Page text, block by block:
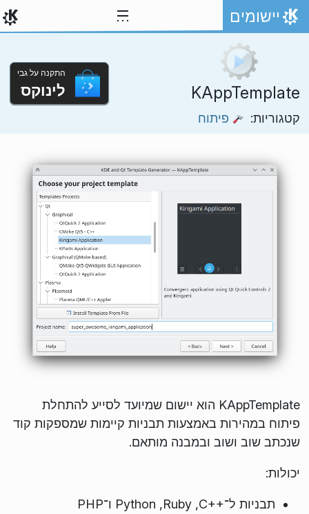
דילוג לתוכן
אתר הבית
יישומים
KAppTemplate
קטגוריות: פיתוח
התקנה על גבי
לינוקס
KAppTemplate הוא יישום שמיועד לסייע להתחלת
פיתוח במהירות באמצעות תבניות קיימות שמספקות קוד
שנכתב שוב ושוב ובמבנה מותאם.
יכולות:
תבניות ל־C++‎,‏ Ruby,‏ Python ו־PHP